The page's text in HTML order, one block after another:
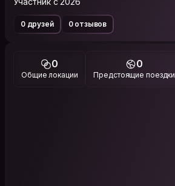
0 друзей 0 отзывов
0
Общие локации
0
Предстоящие поездки